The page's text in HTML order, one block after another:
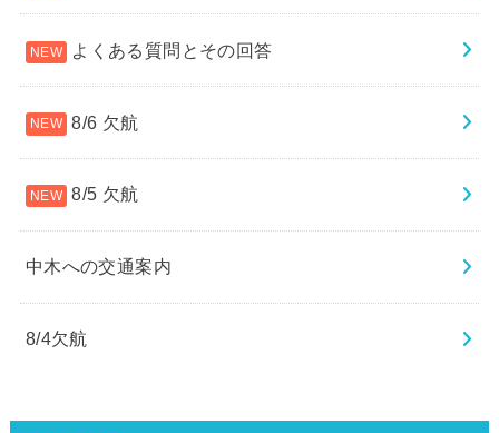
よくある質問とその回答
8/6 欠航
8/5 欠航
中木への交通案内
8/4欠航